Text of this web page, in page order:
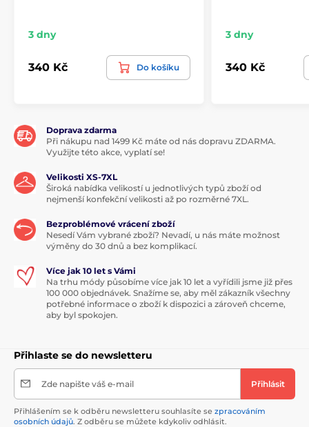
3 dny
340 Kč Do košíku
3 dny
340 Kč
Doprava zdarma
Při nákupu nad 1499 Kč máte od nás dopravu ZDARMA.
Využijte této akce, vyplatí se!
Velikosti XS-7XL
Široká nabídka velikostí u jednotlivých typů zboží od
nejmenší konfekční velikosti až po rozměrné 7XL.
Bezproblémové vrácení zboží
Nesedí Vám vybrané zboží? Nevadí, u nás máte možnost
výměny do 30 dnů a bez komplikací.
Více jak 10 let s Vámi
Na trhu módy působíme více jak 10 let a vyřídili jsme již přes
100 000 objednávek. Snažíme se, aby měl zákazník všechny
potřebné informace o zboží k dispozici a zároveň chceme,
aby byl spokojen.
Přihlaste se do newsletteru
Zde napište váš e-mail Přihlásit
Přihlášením se k odběru newsletteru souhlasíte se zpracováním
osobních údajů. Z odběru se můžete kdykoliv odhlásit.